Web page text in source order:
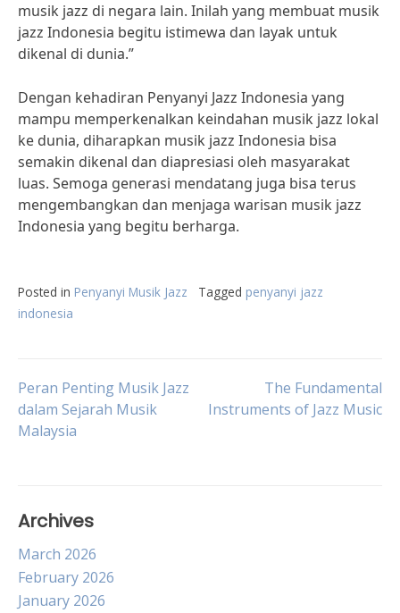
musik jazz di negara lain. Inilah yang membuat musik
jazz Indonesia begitu istimewa dan layak untuk
dikenal di dunia.”
Dengan kehadiran Penyanyi Jazz Indonesia yang
mampu memperkenalkan keindahan musik jazz lokal
ke dunia, diharapkan musik jazz Indonesia bisa
semakin dikenal dan diapresiasi oleh masyarakat
luas. Semoga generasi mendatang juga bisa terus
mengembangkan dan menjaga warisan musik jazz
Indonesia yang begitu berharga.
Posted in Penyanyi Musik Jazz Tagged penyanyi jazz
indonesia
Post
navigation
Peran Penting Musik Jazz
dalam Sejarah Musik
Malaysia
The Fundamental
Instruments of Jazz Music
Archives
March 2026
February 2026
January 2026